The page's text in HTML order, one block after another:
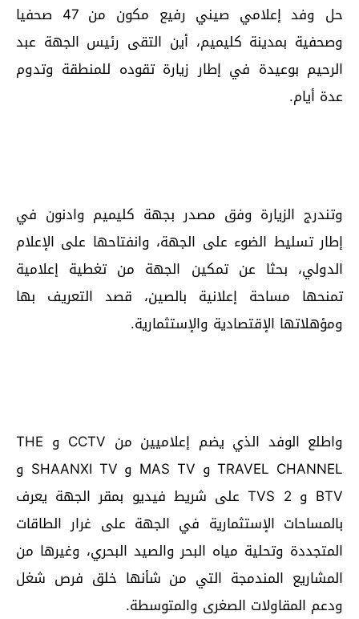
حل وفد إعلامي صيني رفيع مكون من 47 صحفيا
وصحفية بمدينة كليميم، أين التقى رئيس الجهة عبد
الرحيم بوعيدة في إطار زيارة تقوده للمنطقة وتدوم
عدة أيام.
وتندرج الزيارة وفق مصدر بجهة كليميم وادنون في
إطار تسليط الضوء على الجهة، وانفتاحها على الإعلام
الدولي، بحثا عن تمكين الجهة من تغطية إعلامية
تمنحها مساحة إعلانية بالصين، قصد التعريف بها
ومؤهلاتها الإقتصادية والإستثمارية.
واطلع الوفد الذي يضم إعلاميين من CCTV و THE
TRAVEL CHANNEL و MAS TV و SHAANXI TV و
BTV و TVS 2 على شريط فيديو بمقر الجهة يعرف
بالمساحات الإستثمارية في الجهة على غرار الطاقات
المتجددة وتحلية مياه البحر والصيد البحري، وغيرها من
المشاريع المندمجة التي من شأنها خلق فرص شغل
ودعم المقاولات الصغرى والمتوسطة.